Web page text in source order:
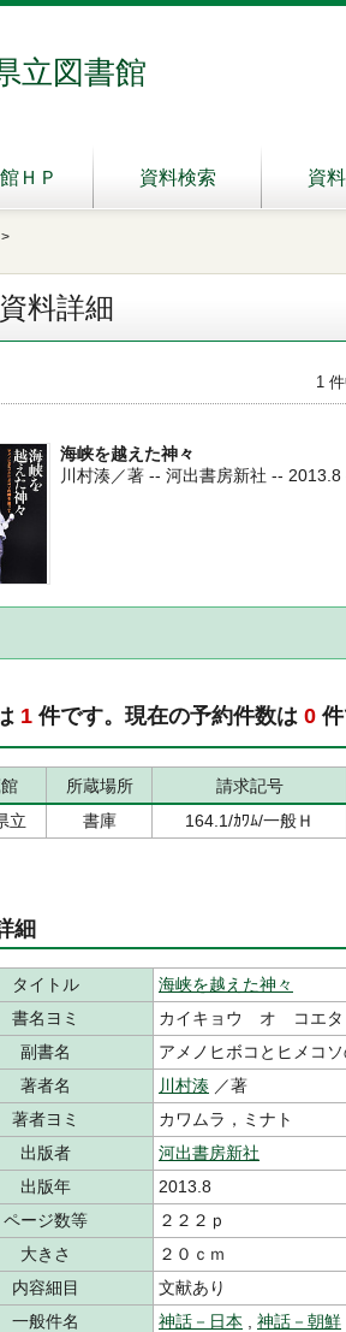
立図書館
ＨＰ 資料検索 資
>
資料詳細
1
海峡を越えた神々
川村湊／著 -- 河出書房新社 -- 2013.8
1 件です。現在の予約件数は 0 件
所蔵場所 請求記号
立
書庫 164.1/ｶﾜﾑ/一般Ｈ
細
タイトル
海峡を越えた神々
書名ヨミ
カイキョウ オ コエ
副書名
アメノヒボコとヒメコ
著者名
川村湊 ／著
著者ヨミ
カワムラ，ミナト
出版者
河出書房新社
出版年
2013.8
ページ数等
２２２ｐ
大きさ
２０ｃｍ
内容細目
文献あり
一般件名
神話－日本
神話－朝鮮